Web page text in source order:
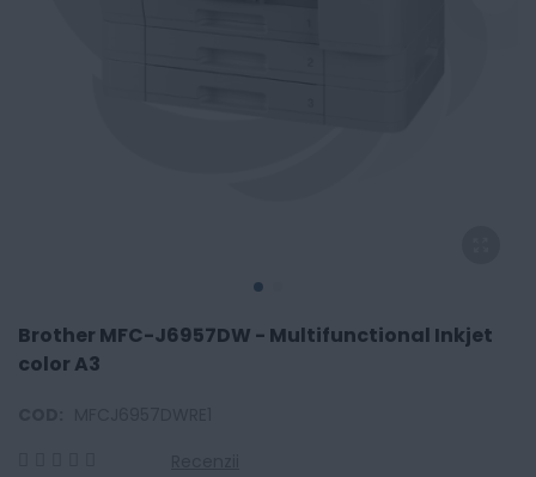
Brother MFC-J6957DW - Multifunctional Inkjet
color A3